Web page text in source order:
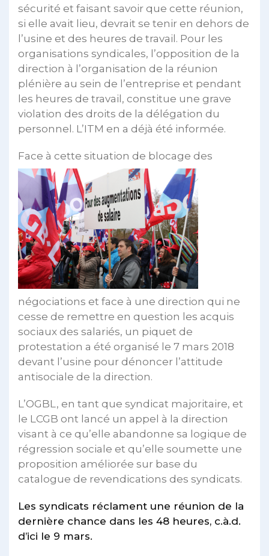
sécurité et faisant savoir que cette réunion,
si elle avait lieu, devrait se tenir en dehors de
l’usine et des heures de travail. Pour les
organisations syndicales, l’opposition de la
direction à l’organisation de la réunion
plénière au sein de l’entreprise et pendant
les heures de travail, constitue une grave
violation des droits de la délégation du
personnel. L’ITM en a déjà été informée.
Face à cette situation de blocage des
négociations et face à une direction qui ne
cesse de remettre en question les acquis
sociaux des salariés, un piquet de
protestation a été organisé le 7 mars 2018
devant l’usine pour dénoncer l’attitude
antisociale de la direction.
L’OGBL, en tant que syndicat majoritaire, et
le LCGB ont lancé un appel à la direction
visant à ce qu’elle abandonne sa logique de
régression sociale et qu’elle soumette une
proposition améliorée sur base du
catalogue de revendications des syndicats.
Les syndicats réclament une réunion de la
dernière chance dans les 48 heures, c.à.d.
d’ici le 9 mars.